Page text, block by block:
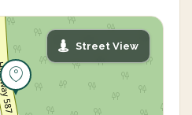
Street View